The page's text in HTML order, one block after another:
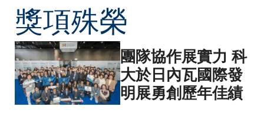
獎項殊榮
團隊協作展實力 科
大於日內瓦國際發
明展勇創歷年佳績